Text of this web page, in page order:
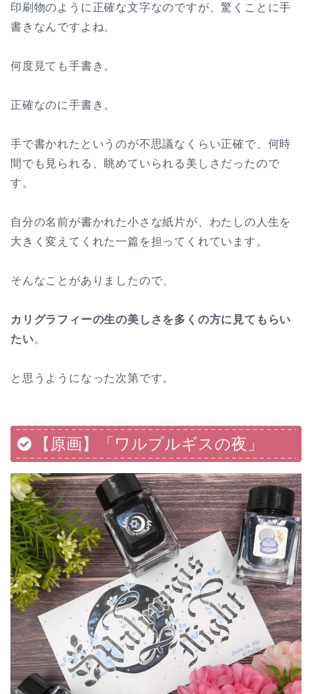
印刷物のように正確な文字なのですが、驚くことに手
書きなんですよね。
何度見ても手書き。
正確なのに手書き。
手で書かれたというのが不思議なくらい正確で、何時
間でも見られる、眺めていられる美しさだったので
す。
自分の名前が書かれた小さな紙片が、わたしの人生を
大きく変えてくれた一篇を担ってくれています。
そんなことがありましたので、
カリグラフィーの生の美しさを多くの方に見てもらい
たい。
と思うようになった次第です。
【原画】「ワルプルギスの夜」